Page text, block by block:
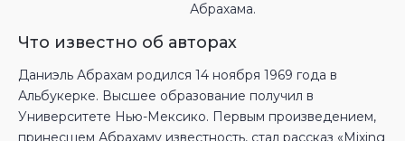
Абрахама.
Что известно об авторах
Даниэль Абрахам родился 14 ноября 1969 года в
Альбукерке. Высшее образование получил в
Университете Нью-Мексико. Первым произведением,
принесшем Абрахаму известность, стал рассказ «Mixing